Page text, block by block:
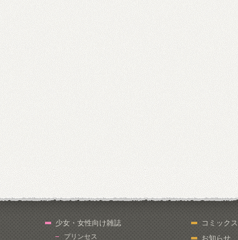
少女・女性向け雑誌
プリンセス
コミックス
お知らせ